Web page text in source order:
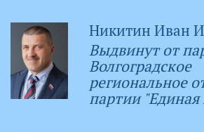
Никитин Иван
Выдвинут от
Волгоградское
региональное
партии "Единая